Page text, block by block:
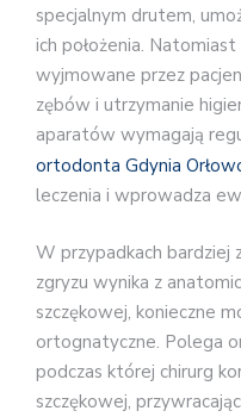
specjalnym drutem,
ich położenia.
wyjmowane przez
zębów i utrzymanie
aparatów wymagają
ortodonta Gdynia
leczenia i wprowadza
W przypadkach bardziej
zgryzu wynika z
szczękowej, konieczne
ortognatyczne. Polega
podczas której chirurg
szczękowej,